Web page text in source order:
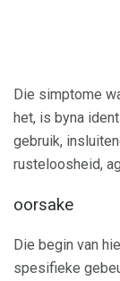
Die simptome
het, is byna
gebruik,
rusteloosheid,
oorsake
Die begin van
spesifieke